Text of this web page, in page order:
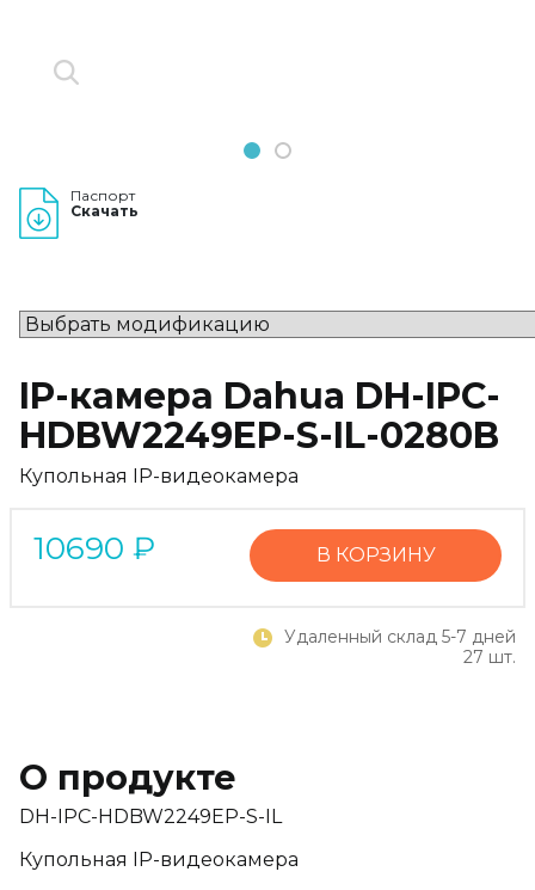
1 2
Паспорт
Скачать
IP-камера Dahua DH-IPC-
HDBW2249EP-S-IL-0280B
Купольная IP-видеокамера
10690 ₽ В КОРЗИНУ
Удаленный склад 5-7 дней
27 шт.
О продукте
DH-IPC-HDBW2249EP-S-IL
Купольная IP-видеокамера